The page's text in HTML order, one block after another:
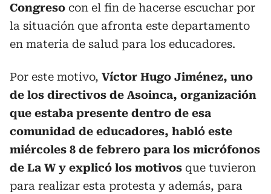
Congreso con el fin de hacerse escuchar por
la situación que afronta este departamento
en materia de salud para los educadores.
Por este motivo, Víctor Hugo Jiménez, uno
de los directivos de Asoinca, organización
que estaba presente dentro de esa
comunidad de educadores, habló este
miércoles 8 de febrero para los micrófonos
de La W y explicó los motivos que tuvieron
para realizar esta protesta y además, para